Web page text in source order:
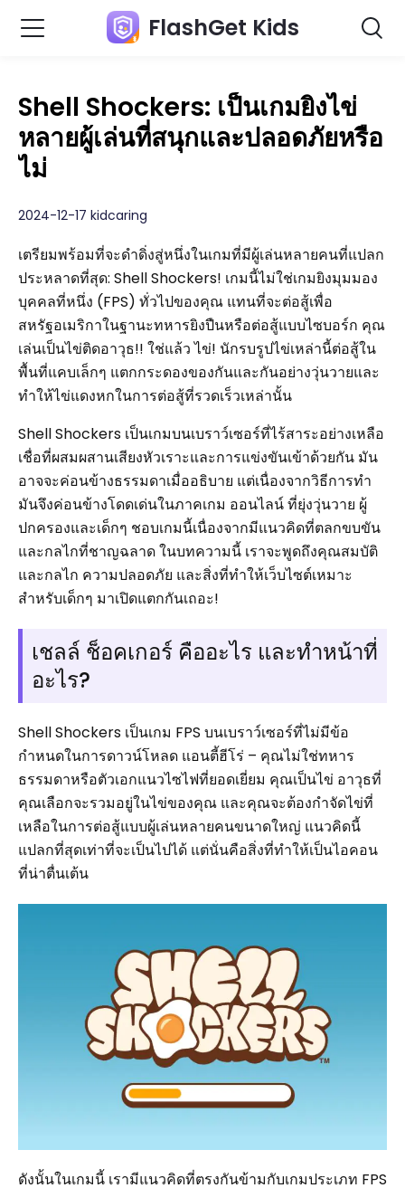
FlashGet Kids
Shell Shockers: เป็นเกมยิงไข่
หลายผู้เล่นที่สนุกและปลอดภัยหรือ
ไม่
2024-12-17 kidcaring
เตรียมพร้อมที่จะดำดิ่งสู่หนึ่งในเกมที่มีผู้เล่นหลายคนที่แปลก
ประหลาดที่สุด: Shell Shockers! เกมนี้ไม่ใช่เกมยิงมุมมอง
บุคคลที่หนึ่ง (FPS) ทั่วไปของคุณ แทนที่จะต่อสู้เพื่อ
สหรัฐอเมริกาในฐานะทหารยิงปืนหรือต่อสู้แบบไซบอร์ก คุณ
เล่นเป็นไข่ติดอาวุธ!! ใช่แล้ว ไข่! นักรบรูปไข่เหล่านี้ต่อสู้ใน
พื้นที่แคบเล็กๆ แตกกระดองของกันและกันอย่างวุ่นวายและ
ทำให้ไข่แดงหกในการต่อสู้ที่รวดเร็วเหล่านั้น
Shell Shockers เป็นเกมบนเบราว์เซอร์ที่ไร้สาระอย่างเหลือ
เชื่อที่ผสมผสานเสียงหัวเราะและการแข่งขันเข้าด้วยกัน มัน
อาจจะค่อนข้างธรรมดาเมื่ออธิบาย แต่เนื่องจากวิธีการทำ
มันจึงค่อนข้างโดดเด่นในภาคเกม ออนไลน์ ที่ยุ่งวุ่นวาย ผู้
ปกครองและเด็กๆ ชอบเกมนี้เนื่องจากมีแนวคิดที่ตลกขบขัน
และกลไกที่ชาญฉลาด ในบทความนี้ เราจะพูดถึงคุณสมบัติ
และกลไก ความปลอดภัย และสิ่งที่ทำให้เว็บไซต์เหมาะ
สำหรับเด็กๆ มาเปิดแตกกันเถอะ!
เชลล์ ช็อคเกอร์ คืออะไร และทำหน้าที่
อะไร?
Shell Shockers เป็นเกม FPS บนเบราว์เซอร์ที่ไม่มีข้อ
กำหนดในการดาวน์โหลด แอนตี้ฮีโร่ – คุณไม่ใช่ทหาร
ธรรมดาหรือตัวเอกแนวไซไฟที่ยอดเยี่ยม คุณเป็นไข่ อาวุธที่
คุณเลือกจะรวมอยู่ในไข่ของคุณ และคุณจะต้องกำจัดไข่ที่
เหลือในการต่อสู้แบบผู้เล่นหลายคนขนาดใหญ่ แนวคิดนี้
แปลกที่สุดเท่าที่จะเป็นไปได้ แต่นั่นคือสิ่งที่ทำให้เป็นไอคอน
ที่น่าตื่นเต้น
ดังนั้นในเกมนี้ เรามีแนวคิดที่ตรงกันข้ามกับเกมประเภท FPS